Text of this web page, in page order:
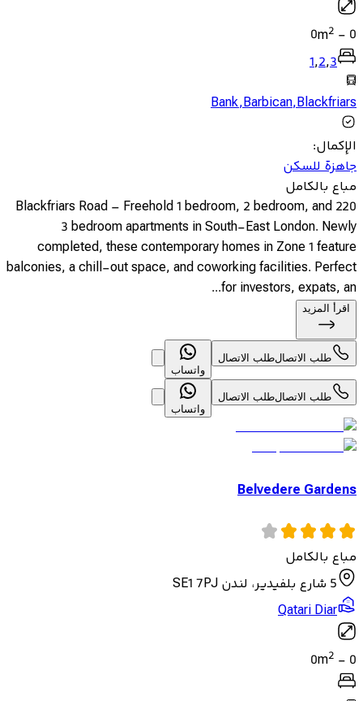
0
-
0m2
1,2,3
Bank,Barbican,Blackfriars
الإكمال:
جاهزة للسكن
مباع بالكامل
220 Blackfriars Road – Freehold 1 bedroom, 2 bedroom, and
3 bedroom apartments in South-East London. Newly
completed, these contemporary homes in Zone 1 feature
balconies, a chill-out space, and coworking facilities. Perfect
for investors, expats, an...
اقرأ المزيد
طلب الاتصالطلب الاتصال
واتساب
طلب الاتصالطلب الاتصال
واتساب
Belvedere Gardens
مباع بالكامل
5 شارع بلفيدير، لندن SE1 7PJ
Qatari Diar
0
-
0m2